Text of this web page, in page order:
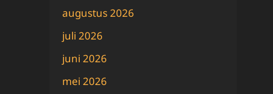
augustus 2026
juli 2026
juni 2026
mei 2026